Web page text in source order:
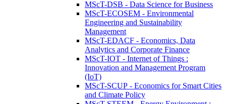
MScT-DSB - Data Science for Business
MScT-ECOSEM - Environmental
Engineering and Sustainability
Management
MScT-EDACF - Economics, Data
Analytics and Corporate Finance
MScT-IOT - Internet of Things :
Innovation and Management Program
(IoT)
MScT-SCUP - Economics for Smart Cities
and Climate Policy